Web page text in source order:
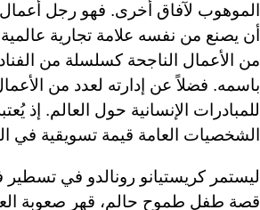
الموهوب لآفاق أخرى. فهو رجل
أن يصنع من نفسه علامة تجارية
من الأعمال الناجحة كسلسلة من
باسمه. فضلاً عن إدارته لعدد من
للمبادرات الإنسانية حول العالم. إذ
الشخصيات العامة قيمة تسويقية في
ليستمر كريستيانو رونالدو في
قصة طفلٍ طموحٍ حالم، قهر صعوبة